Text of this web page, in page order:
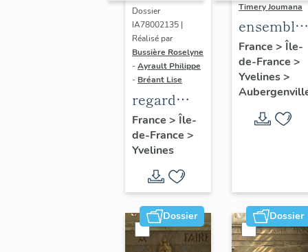
Dossier
IA78002135 |
Réalisé par
Bussière Roselyne
-Ayrault Philippe
- Bréant Lise
regard
photographique
sur le
territoire
de Seine-
Aval
France > Île-
de-France >
Yvelines
Timery Joumana
ensemble
de cinq
peintures
France > Île-
de-France >
Yvelines>
Dossier Dossier